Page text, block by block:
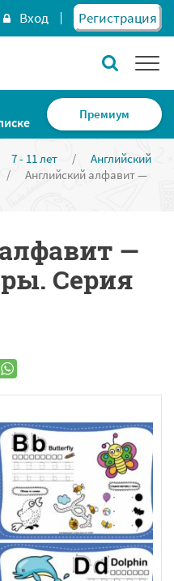
Вход Регистрация
Премиум
7 - 11 лет /
Английский
/
Английский алфавит —
—
Серия